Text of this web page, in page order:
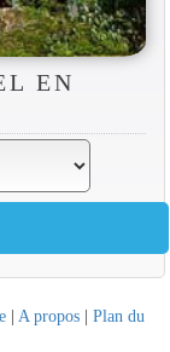
EN
| A propos | Plan du